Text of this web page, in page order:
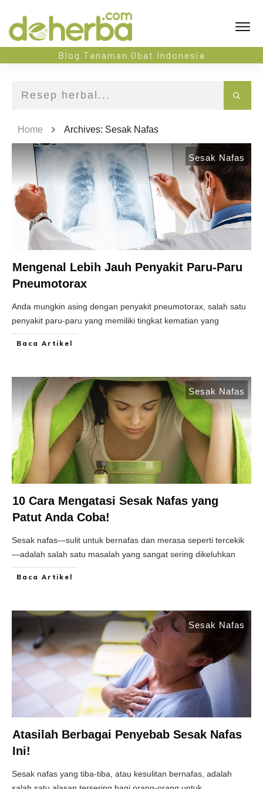
Blog Tanaman Obat Indonesia
Home Archives: Sesak Nafas
Sesak Nafas
Mengenal Lebih Jauh Penyakit Paru-Paru
Pneumotorax
Anda mungkin asing dengan penyakit pneumotorax, salah satu
penyakit paru-paru yang memiliki tingkat kematian yang
Baca Artikel
Sesak Nafas
10 Cara Mengatasi Sesak Nafas yang
Patut Anda Coba!
Sesak nafas—sulit untuk bernafas dan merasa seperti tercekik
—adalah salah satu masalah yang sangat sering dikeluhkan
Baca Artikel
Sesak Nafas
Atasilah Berbagai Penyebab Sesak Nafas
Ini!
Sesak nafas yang tiba-tiba, atau kesulitan bernafas, adalah